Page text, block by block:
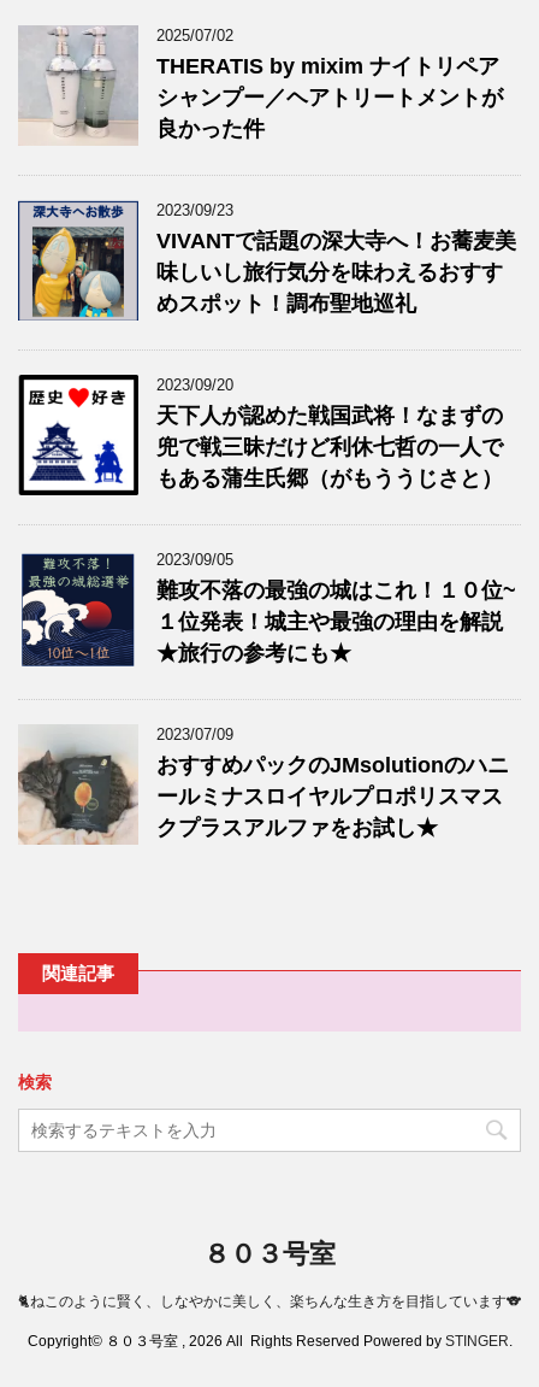
2025/07/02
THERATIS by mixim ナイトリペア
シャンプー／ヘアトリートメントが
良かった件
2023/09/23
VIVANTで話題の深大寺へ！お蕎麦美
味しいし旅行気分を味わえるおすす
めスポット！調布聖地巡礼
2023/09/20
天下人が認めた戦国武将！なまずの
兜で戦三昧だけど利休七哲の一人で
もある蒲生氏郷（がもううじさと）
2023/09/05
難攻不落の最強の城はこれ！１０位~
１位発表！城主や最強の理由を解説
★旅行の参考にも★
2023/07/09
おすすめパックのJMsolutionのハニ
ールミナスロイヤルプロポリスマス
クプラスアルファをお試し★
関連記事
検索
８０３号室
🐈ねこのように賢く、しなやかに美しく、楽ちんな生き方を目指しています🐨
Copyright© ８０３号室 , 2026 All Rights Reserved Powered by STINGER